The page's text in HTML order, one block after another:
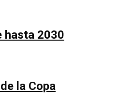
hasta 2030
la Copa